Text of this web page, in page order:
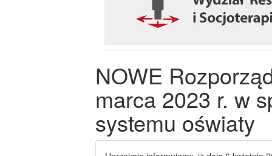
NOWE
marca 2023 r. w
systemu oświaty